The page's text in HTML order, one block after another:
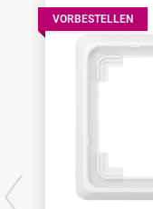
VORBESTELLEN